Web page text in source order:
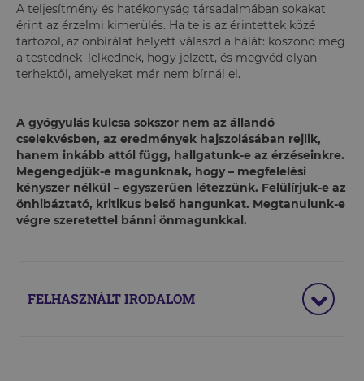
A teljesítmény és hatékonyság társadalmában sokakat
érint az érzelmi kimerülés. Ha te is az érintettek közé
tartozol, az önbírálat helyett válaszd a hálát: köszönd meg
a testednek–lelkednek, hogy jelzett, és megvéd olyan
terhektől, amelyeket már nem bírnál el.
A gyógyulás kulcsa sokszor nem az állandó
cselekvésben, az eredmények hajszolásában rejlik,
hanem inkább attól függ, hallgatunk-e az érzéseinkre.
Megengedjük-e magunknak, hogy – megfelelési
kényszer nélkül – egyszerűen létezzünk. Felülírjuk-e az
önhibáztató, kritikus belső hangunkat. Megtanulunk-e
végre szeretettel bánni önmagunkkal.
FELHASZNÁLT IRODALOM